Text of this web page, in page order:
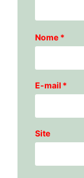
Nome *
E-mail *
Site